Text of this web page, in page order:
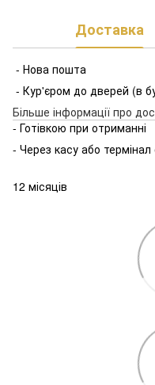
Доставка
- Нова пошта
- Кур'єром до дверей (в
Більше інформації про
- Готівкою при отриманні
- Через касу або
12 місяців